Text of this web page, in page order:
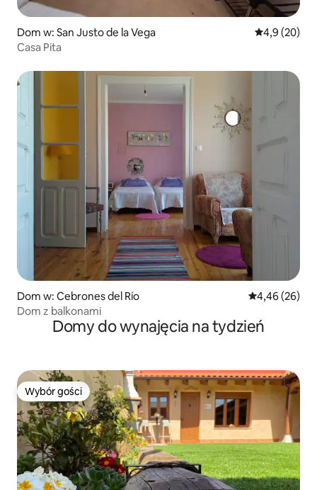
Dom w: San Justo de la Vega Średnia
4,9 (20)
Casa Pita
Dom w: Cebrones del Río Średnia
4,46 (26)
Dom z balkonami
Domy do wynajęcia na tydzień
Wybór gości
Wybór gości